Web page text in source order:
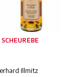
Illmitz